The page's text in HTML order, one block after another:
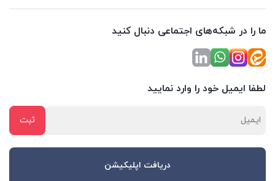
ما را در شبکه‌های اجتماعی دنبال کنید
لطفا ایمیل خود را وارد نمایید
دریافت اپلیکیشن